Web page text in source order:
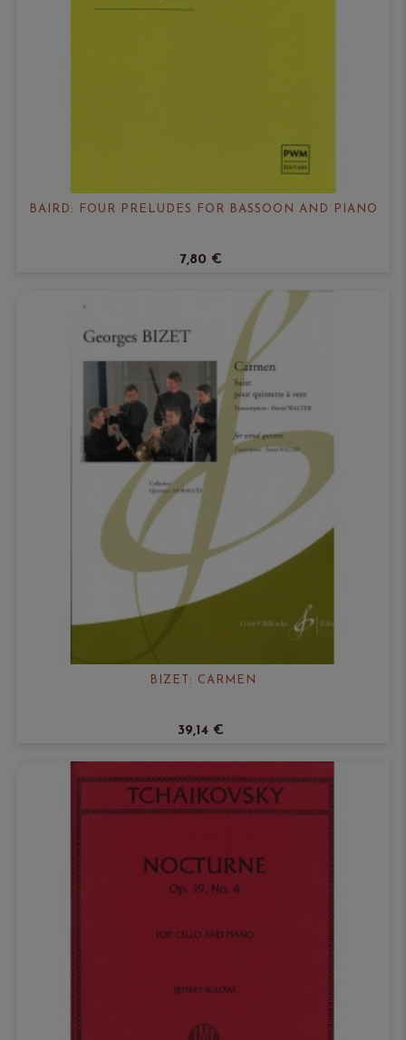
BAIRD: FOUR PRELUDES FOR BASSOON AND PIANO
7,80 €
BIZET: CARMEN
39,14 €